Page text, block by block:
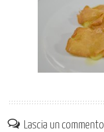
Lascia un commento